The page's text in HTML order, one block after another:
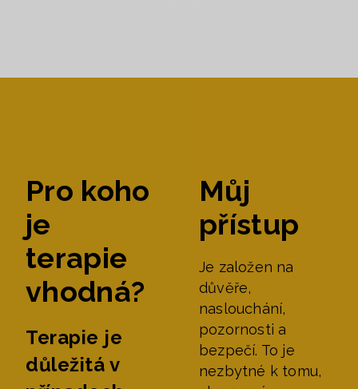
Pro koho
je
terapie
vhodná?
Terapie je
důležitá v
Můj
přístup
Je založen na
důvěře,
naslouchání,
pozornosti a
bezpečí. To je
nezbytné k tomu,